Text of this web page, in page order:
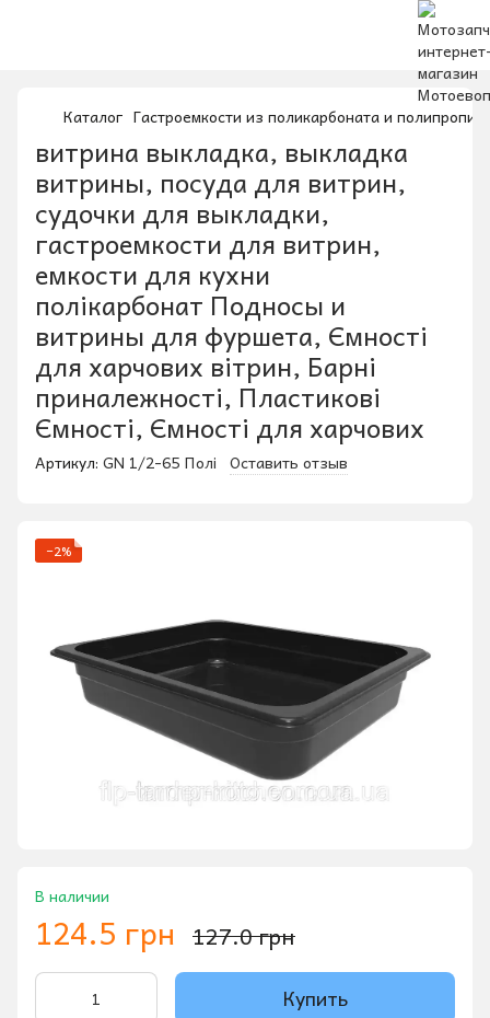
Каталог Гастроемкости из поликарбоната и
витрина выкладка, выкладка
витрины, посуда для витрин,
судочки для выкладки,
гастроемкости для витрин,
емкости для кухни
полікарбонат Подносы и
витрины для фуршета, Ємності
для харчових вітрин, Барні
приналежності, Пластикові
Ємності, Ємності для харчових
Артикул: GN 1/2-65 Полі Оставить отзыв
−2%
В наличии
124.5 грн 127.0 грн
Купить